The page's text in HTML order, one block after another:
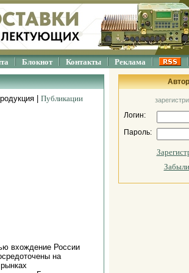
Блокнот Контакты Реклама
| Публикации
вхождение России
на
Логин:
Пароль: